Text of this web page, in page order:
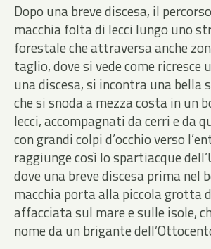
Dopo una breve discesa, il
macchia folta di lecci lungo uno
forestale che attraversa anche
taglio, dove si vede come ricresce
una discesa, si incontra una bella
che si snoda a mezza costa in un
lecci, accompagnati da cerri e da
con grandi colpi d’occhio verso
raggiunge così lo spartiacque
dove una breve discesa prima nel
macchia porta alla piccola grotta
affacciata sul mare e sulle isole,
nome da un brigante